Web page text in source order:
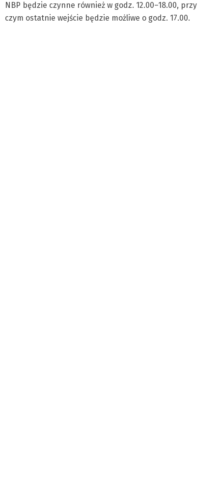
NBP będzie czynne również w godz. 12.00–18.00, przy
czym ostatnie wejście będzie możliwe o godz. 17.00.